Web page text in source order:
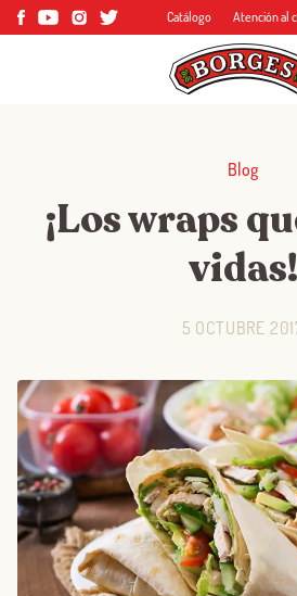
Catálogo Atención al
Blog
¡Los wraps
vidas!
5 OCTUBRE